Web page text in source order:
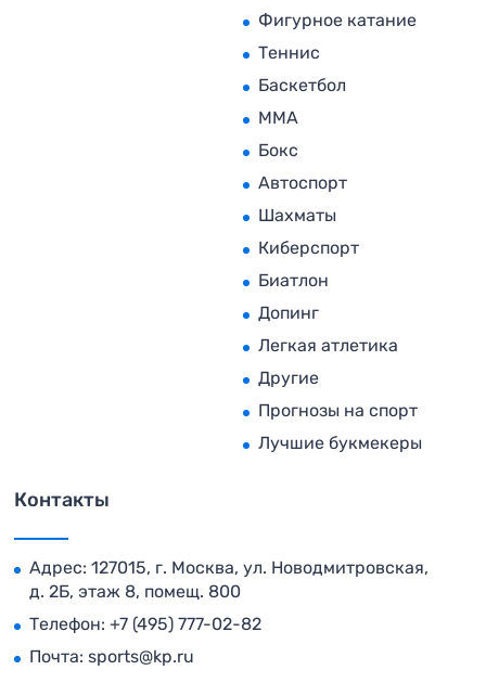
Фигурное катание
Теннис
Баскетбол
MMA
Бокс
Автоспорт
Шахматы
Киберспорт
Биатлон
Допинг
Легкая атлетика
Другие
Прогнозы на спорт
Лучшие букмекеры
Контакты
Адрес: 127015, г. Москва, ул. Новодмитровская,
д. 2Б, этаж 8, помещ. 800
Телефон: +7 (495) 777-02-82
Почта: sports@kp.ru